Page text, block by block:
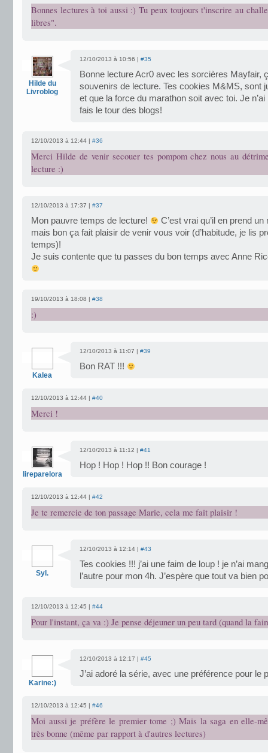
Bonnes lectures à toi aussi :) Tu peux toujours t'inscrire au
libres".
Hilde du
Livroblog
12/10/2013 à 10:56 | #35
Bonne lecture Acr0 avec les sorcières Mayfair,
souvenirs de lecture. Tes cookies M&MS, sont
et que la force du marathon soit avec toi. Je
fais le tour des blogs!
12/10/2013 à 12:44 | #36
Merci Hilde de venir secouer tes pompom chez nous au
lecture :)
12/10/2013 à 17:37 | #37
Mon pauvre temps de lecture!
C’est vrai qu’il en prend
mais bon ça fait plaisir de venir vous voir (d’habitude, je lis
temps)!
Je suis contente que tu passes du bon temps avec Anne
19/10/2013 à 18:08 | #38
:)
Kalea
12/10/2013 à 11:07 | #39
Bon RAT !!!
12/10/2013 à 12:44 | #40
Merci !
lireparelora
12/10/2013 à 11:12 | #41
Hop ! Hop ! Hop !! Bon courage !
12/10/2013 à 12:44 | #42
Je te remercie de ton passage Marie, cela me fait plaisir !
Syl.
12/10/2013 à 12:14 | #43
Tes cookies !!! j’ai une faim de loup ! je n’ai
l’autre pour mon 4h. J’espère que tout va bien
12/10/2013 à 12:45 | #44
Pour l'instant, ça va :) Je pense déjeuner un peu tard (quand la
Karine:)
12/10/2013 à 12:17 | #45
J’ai adoré la série, avec une préférence pour le
12/10/2013 à 12:45 | #46
Moi aussi je préfère le premier tome ;) Mais la saga en elle-
très bonne (même par rapport à d'autres lectures)